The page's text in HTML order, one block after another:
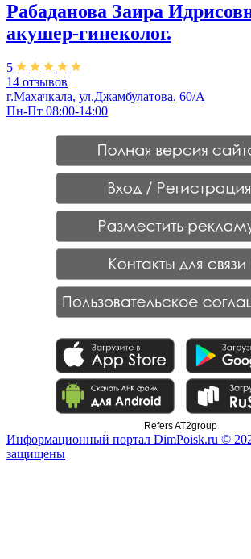
Рабаданова Заира
акушер-гинеколог.
5
14 отзывов
г.Махачкала, ул.Джамбулатова, 60/А
Пн-Пт 08:00-14:00
Refers AT2group
Информационный портал DimPoisk.ru ©
защищены